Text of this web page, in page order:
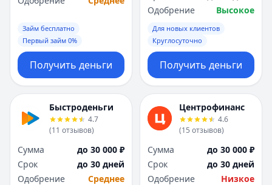
Омск
Оренбург
П
Пенза
Пермь
Р
Ростов-на-Дону
Рязань
С
Самара
Санкт-Петербург
Саратов
Омск
Оренбург
П
Пенза
Пермь
Р
Ростов-на-Дону
Рязань
С
Самара
Санкт-Петербург
Саратов
Займ бесплатно
Первый займ 0%
Получить деньги
Одобрение
Высокое
Для новых клиентов
Круглосуточно
Получить деньги
Быстроденьги
4.7
(11 отзывов)
Сумма
до 30 000 ₽
Срок
до 30 дней
Одобрение
Среднее
Центрофинанс
4.6
(15 отзывов)
Сумма
до 30 000 ₽
Срок
до 30 дней
Одобрение
Низкое